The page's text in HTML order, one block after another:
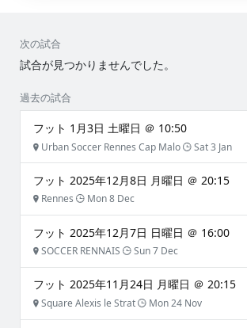
次の試合
試合が見つかりませんでした。
過去の試合
フット 1月3日 土曜日 ＠ 10:50
Urban Soccer Rennes Cap Malo Sat 3 Jan
フット 2025年12月8日 月曜日 ＠ 20:15
Rennes Mon 8 Dec
フット 2025年12月7日 日曜日 ＠ 16:00
SOCCER RENNAIS Sun 7 Dec
フット 2025年11月24日 月曜日 ＠ 20:15
Square Alexis le Strat Mon 24 Nov